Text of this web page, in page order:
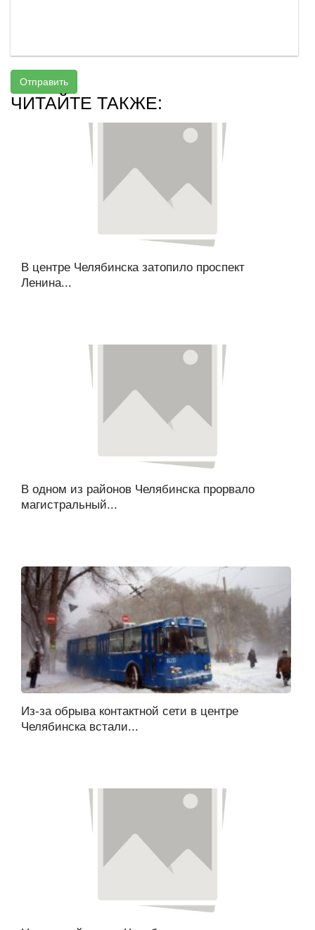
Отправить
ЧИТАЙТЕ ТАКЖЕ:
В центре Челябинска затопило проспект
Ленина...
В одном из районов Челябинска прорвало
магистральный...
Из-за обрыва контактной сети в центре
Челябинска встали...